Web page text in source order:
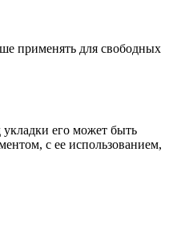
применять для свободных
его может быть
с ее использованием,